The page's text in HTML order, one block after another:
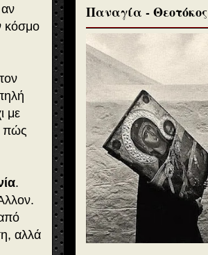
αν
κόσμο
με
πώς
.
αλλά
Παναγία - Θεοτόκος